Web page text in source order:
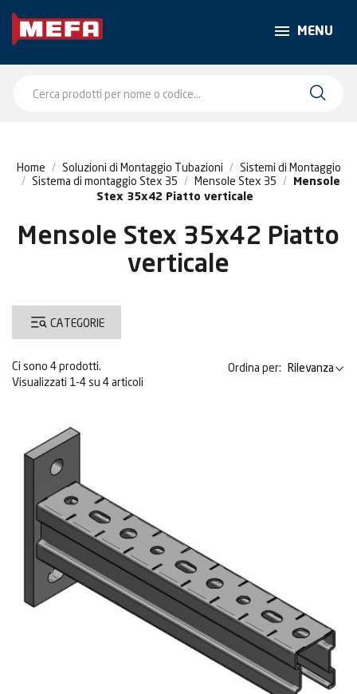
MENU
Home Soluzioni di Montaggio Tubazioni
Sistemi di Montaggio
Sistema di montaggio Stex 35
Mensole Stex 35
Mensole
Stex 35x42 Piatto verticale
Mensole Stex 35x42 Piatto
verticale
CATEGORIE
Ci sono 4 prodotti. Ordina per: Rilevanza
Visualizzati 1-4 su 4 articoli